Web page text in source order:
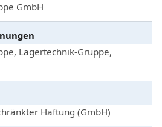
GmbH
Lagertechnik-Gruppe,
Haftung (GmbH)